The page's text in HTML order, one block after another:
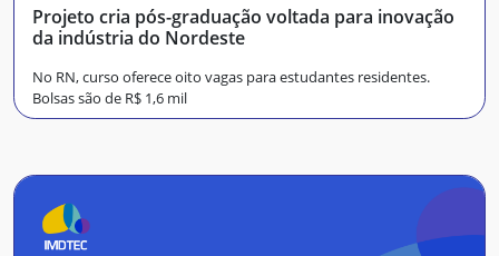
Projeto cria pós-graduação voltada para inovação
da indústria do Nordeste
No RN, curso oferece oito vagas para estudantes residentes.
Bolsas são de R$ 1,6 mil